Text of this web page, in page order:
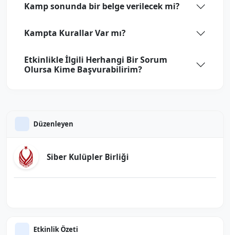
Kamp sonunda bir belge verilecek mi?
Kampta Kurallar Var mı?
Etkinlikle İlgili Herhangi Bir Sorum
Olursa Kime Başvurabilirim?
Düzenleyen
Siber Kulüpler Birliği
Etkinlik Özeti